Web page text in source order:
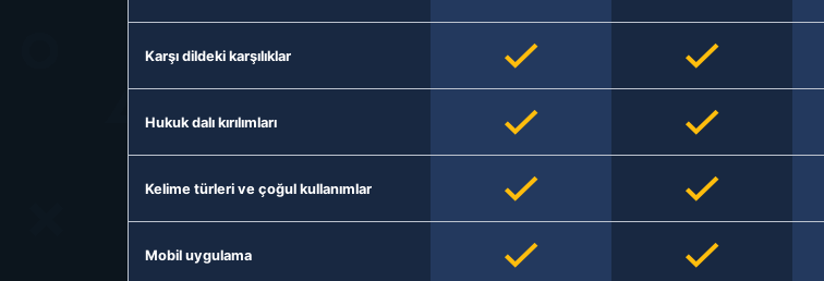
Karşı dildeki karşılıklar
Hukuk dalı kırılımları
Kelime türleri ve çoğul kullanımlar
Mobil uygulama